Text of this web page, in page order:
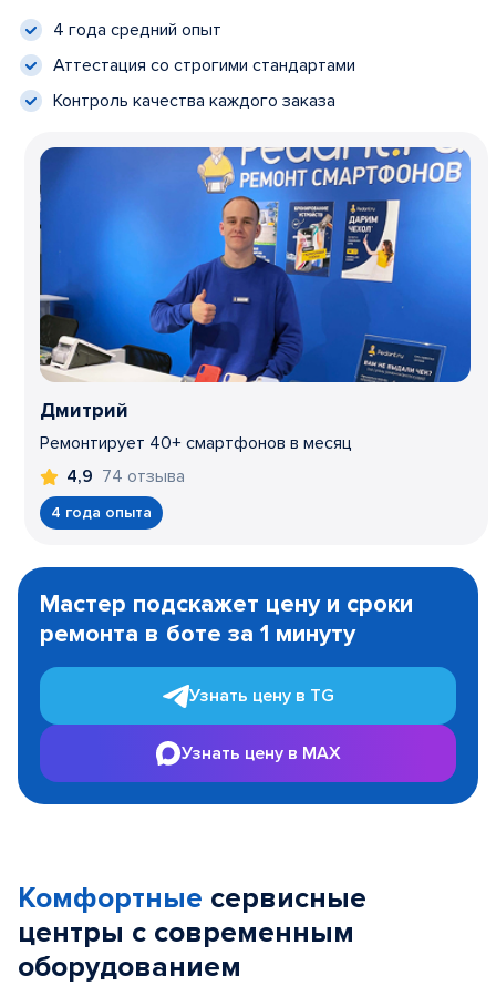
4 года средний опыт
Аттестация со строгими стандартами
Контроль качества каждого заказа
Дмитрий
Ремонтирует 40+ смартфонов в месяц
4,9 74 отзыва
4 года опыта
1
Мастер подскажет цену и сроки
ремонта в боте за 1 минуту
Узнать цену в TG
Узнать цену в MAX
Комфортные сервисные
центры с современным
оборудованием